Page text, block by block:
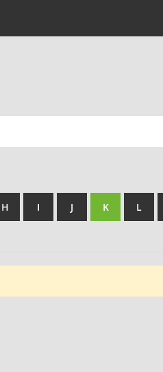
H I J K L